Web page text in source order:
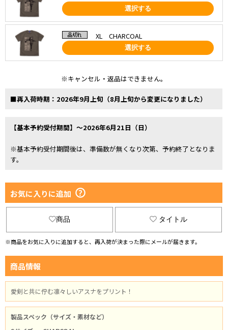
選択する
XL CHARCOAL
選択する
※キャンセル・返品はできません。
■再入荷時期：2026年9月上旬（8月上旬から変更になりました）
【基本予約受付期間】～2026年6月21日（日）
※基本予約受付期間後は、準備数が無くなり次第、予約終了となりま
す。
お気に入りに追加
商品 タイトル
※商品をお気に入りに追加すると、再入荷が決まった際にメールが届きます。
商品情報
愛剣と共に佇む凛々しいアスナをプリント！
製品スペック（サイズ・素材など）